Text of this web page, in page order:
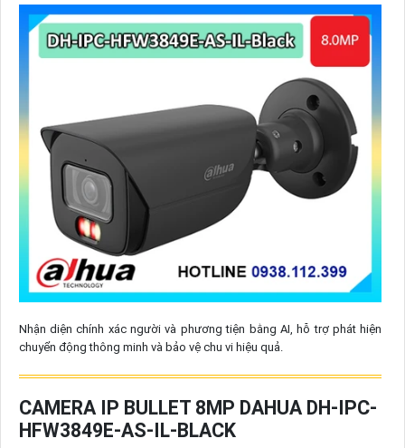
Nhận diện chính xác người và phương tiện bằng AI, hỗ trợ phát hiện
chuyển động thông minh và bảo vệ chu vi hiệu quả.
CAMERA IP BULLET 8MP DAHUA DH-IPC-
HFW3849E-AS-IL-BLACK